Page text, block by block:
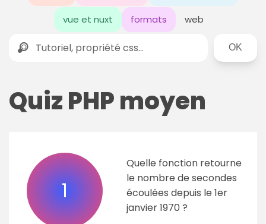
vue et nuxt formats web
Rechercher
Quiz PHP moyen
1
Quelle fonction retourne
le nombre de secondes
écoulées depuis le 1er
janvier 1970 ?